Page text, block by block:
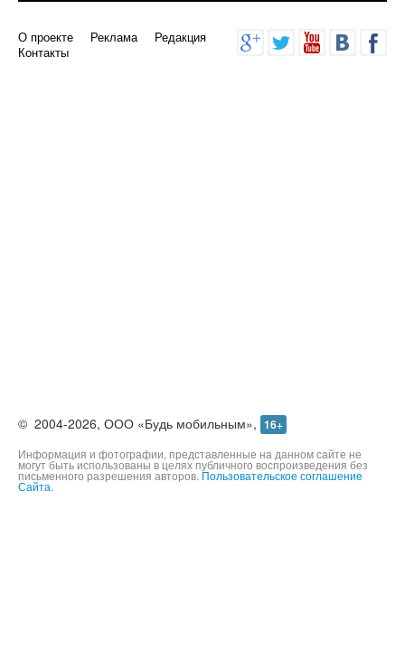
©2004-2026,ООО «Будь мобильным», 16+
Информация и фотографии, представленные на данном сайте не
могут быть использованы в целях публичного воспроизведения без